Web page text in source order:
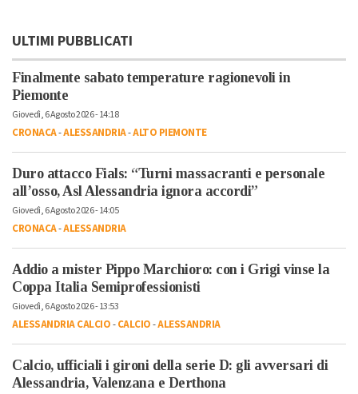
ULTIMI PUBBLICATI
Finalmente sabato temperature ragionevoli in
Piemonte
Giovedì, 6 Agosto 2026 - 14:18
CRONACA-ALESSANDRIA-ALTO PIEMONTE
Duro attacco Fials: “Turni massacranti e personale
all’osso, Asl Alessandria ignora accordi”
Giovedì, 6 Agosto 2026 - 14:05
CRONACA-ALESSANDRIA
Addio a mister Pippo Marchioro: con i Grigi vinse la
Coppa Italia Semiprofessionisti
Giovedì, 6 Agosto 2026 - 13:53
ALESSANDRIA CALCIO-CALCIO-ALESSANDRIA
Calcio, ufficiali i gironi della serie D: gli avversari di
Alessandria, Valenzana e Derthona